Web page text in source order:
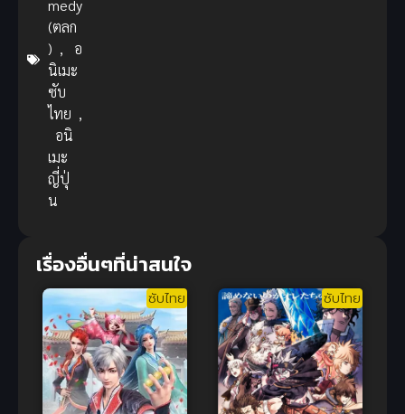
medy
(ตลก
) ,
อ
นิเมะ
ซับ
ไทย ,
อนิ
เมะ
ญี่ปุ่
น
เรื่องอื่นๆที่น่าสนใจ
ซับไทย ซับไทย